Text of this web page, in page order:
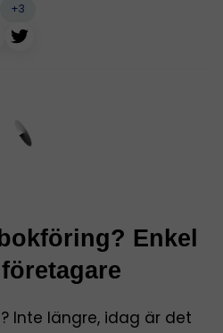
+3
Enkel
Inte längre, idag är det